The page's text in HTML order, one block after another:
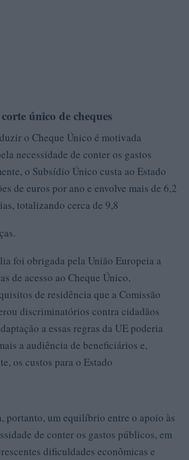
único de cheques
o Cheque Único é motivada
necessidade de conter os gastos
o Subsídio Único custa ao Estado
de euros por ano e envolve mais de 6,2
totalizando cerca de 9,8
foi obrigada pela União Europeia a
de acesso ao Cheque Único,
de residência que a Comissão
discriminatórios contra cidadãos
a essas regras da UE poderia
a audiência de beneficiários e,
os custos para o Estado
portanto, um equilíbrio entre o apoio às
de conter os gastos públicos, em
dificuldades econômicas e